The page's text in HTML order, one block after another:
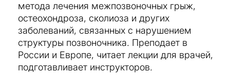
метода лечения межпозвоночных грыж,
остеохондроза, сколиоза и других
заболеваний, связанных с нарушением
структуры позвоночника. Преподает в
России и Европе, читает лекции для врачей,
подготавливает инструкторов.